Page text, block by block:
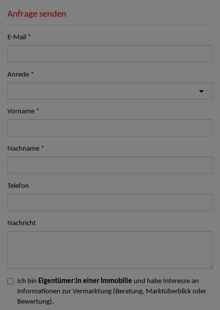
Anfrage senden
E-Mail
Anrede
Vorname
Nachname
Telefon
Nachricht
Ich bin Eigentümer:in einer Immobilie und habe Interesse an
Informationen zur Vermarktung (Beratung, Marktüberblick oder
Bewertung).